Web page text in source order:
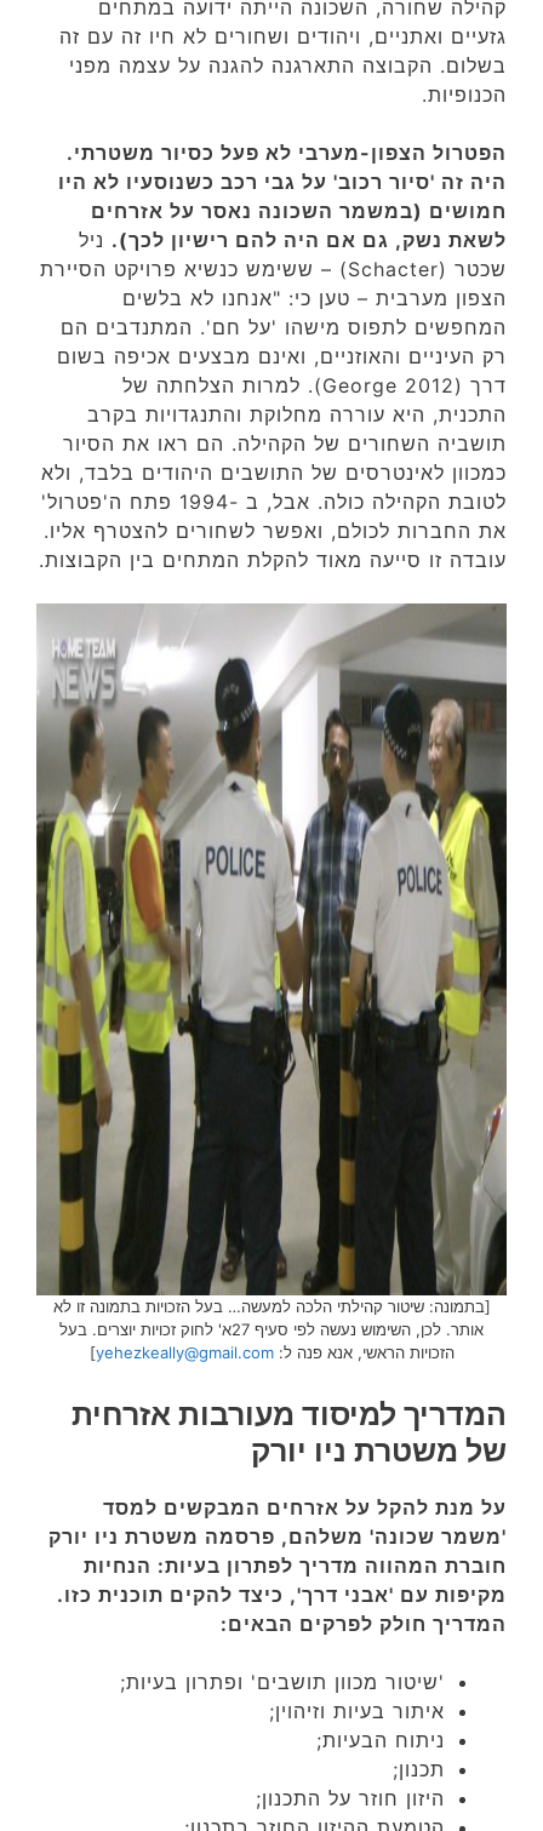
קהילה שחורה, השכונה הייתה ידועה במתחים
גזעיים ואתניים, ויהודים ושחורים לא חיו זה עם זה
בשלום. הקבוצה התארגנה להגנה על עצמה מפני
הכנופיות.
הפטרול הצפון-מערבי לא פעל כסיור משטרתי.
היה זה 'סיור רכוב' על גבי רכב כשנוסעיו לא היו
חמושים (במשמר השכונה נאסר על אזרחים
לשאת נשק, גם אם היה להם רישיון לכך). ניל
שכטר (Schacter) – ששימש כנשיא פרויקט הסיירת
הצפון מערבית – טען כי: "אנחנו לא בלשים
המחפשים לתפוס מישהו 'על חם'. המתנדבים הם
רק העיניים והאוזניים, ואינם מבצעים אכיפה בשום
דרך (George 2012). למרות הצלחתה של
התכנית, היא עוררה מחלוקת והתנגדויות בקרב
תושביה השחורים של הקהילה. הם ראו את הסיור
כמכוון לאינטרסים של התושבים היהודים בלבד, ולא
לטובת הקהילה כולה. אבל, ב -1994 פתח ה'פטרול'
את החברות לכולם, ואפשר לשחורים להצטרף אליו.
עובדה זו סייעה מאוד להקלת המתחים בין הקבוצות.
[בתמונה: שיטור קהילתי הלכה למעשה… בעל הזכויות בתמונה זו לא
אותר. לכן, השימוש נעשה לפי סעיף 27א' לחוק זכויות יוצרים. בעל
הזכויות הראשי, אנא פנה ל:yehezkeally@gmail.com
]
המדריך למיסוד מעורבות אזרחית
של משטרת ניו יורק
על מנת להקל על אזרחים המבקשים למסד
'משמר שכונה' משלהם, פרסמה משטרת ניו יורק
חוברת המהווה מדריך לפתרון בעיות: הנחיות
מקיפות עם 'אבני דרך', כיצד להקים תוכנית כזו.
המדריך חולק לפרקים הבאים:
'שיטור מכוון תושבים' ופתרון בעיות;
איתור בעיות וזיהוין;
ניתוח הבעיות;
תכנון;
היזון חוזר על התכנון;